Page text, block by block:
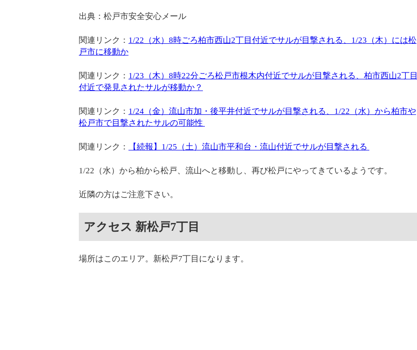
出典：松戸市安全安心メール
関連リンク： 1/22（水）8時ごろ柏市西山2丁目付近でサルが目撃される、1/23（木）には松
戸市に移動か
関連リンク： 1/23（木）8時22分ごろ松戸市根木内付近でサルが目撃される、柏市西山2丁目
付近で発見されたサルが移動か？
関連リンク： 1/24（金）流山市加・後平井付近でサルが目撃される、1/22（水）から柏市や
松戸市で目撃されたサルの可能性
関連リンク： 【続報】1/25（土）流山市平和台・流山付近でサルが目撃される
1/22（水）から柏から松戸、流山へと移動し、再び松戸にやってきているようです。
近隣の方はご注意下さい。
アクセス 新松戸7丁目
場所はこのエリア。新松戸7丁目になります。